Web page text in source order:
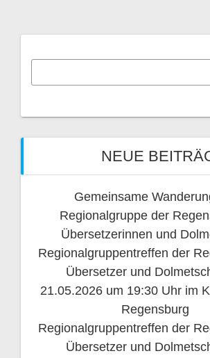
NEUE
Gemeinsame
Regionalgruppe der
Übersetzerinnen und
Regionalgruppentreffen der
Übersetzer und
21.05.2026 um 19:30 Uhr im
Regensburg
Regionalgruppentreffen der
Übersetzer und